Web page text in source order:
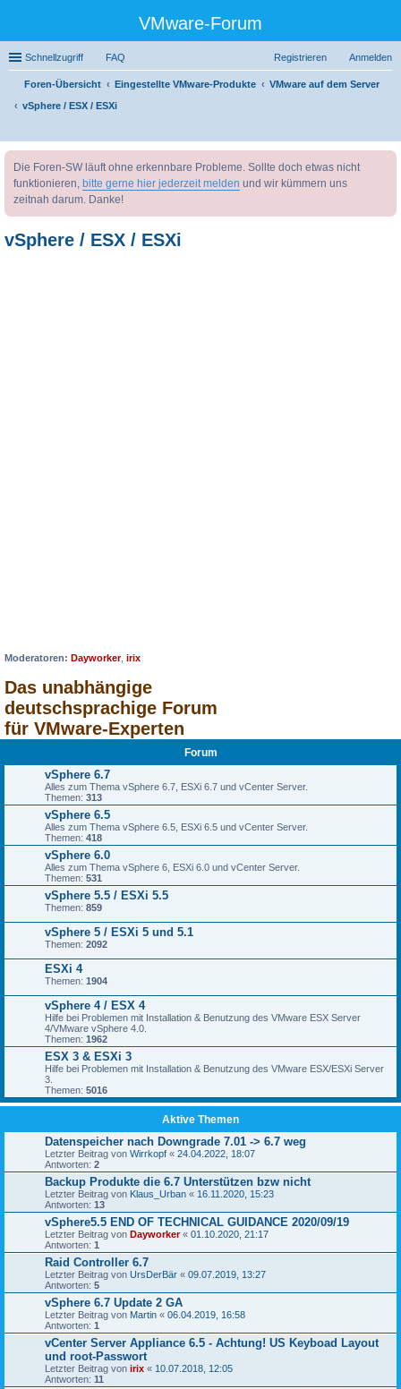
VMware-Forum
Schnellzugriff FAQ Anmelden
Registrieren
Foren-Übersicht Eingestellte VMware-Produkte
VMware auf dem Server
vSphere / ESX / ESXi
uc
Die Foren-SW läuft ohne erkennbare Probleme. Sollte doch etwas nicht
funktionieren, bitte gerne hier jederzeit melden und wir kümmern uns
zeitnah darum. Danke!
vSphere / ESX / ESXi
Moderatoren: Dayworker, irix
Das unabhängige
deutschsprachige Forum
für VMware-Experten
Forum
vSphere 6.7
Alles zum Thema vSphere 6.7, ESXi 6.7 und vCenter Server.
Themen: 313
vSphere 6.5
Alles zum Thema vSphere 6.5, ESXi 6.5 und vCenter Server.
Themen: 418
vSphere 6.0
Alles zum Thema vSphere 6, ESXi 6.0 und vCenter Server.
Themen: 531
vSphere 5.5 / ESXi 5.5
Themen: 859
vSphere 5 / ESXi 5 und 5.1
Themen: 2092
ESXi 4
Themen: 1904
vSphere 4 / ESX 4
Hilfe bei Problemen mit Installation & Benutzung des VMware ESX Server
4/VMware vSphere 4.0.
Themen: 1962
ESX 3 & ESXi 3
Hilfe bei Problemen mit Installation & Benutzung des VMware ESX/ESXi Server
3.
Themen: 5016
Aktive Themen
Datenspeicher nach Downgrade 7.01 -> 6.7 weg
Letzter Beitrag von Wirrkopf « 24.04.2022, 18:07
Antworten: 2
Backup Produkte die 6.7 Unterstützen bzw nicht
Letzter Beitrag von Klaus_Urban « 16.11.2020, 15:23
Antworten: 13
vSphere5.5 END OF TECHNICAL GUIDANCE 2020/09/19
Letzter Beitrag von Dayworker« 01.10.2020, 21:17
Antworten: 1
Raid Controller 6.7
Letzter Beitrag von UrsDerBär « 09.07.2019, 13:27
Antworten: 5
vSphere 6.7 Update 2 GA
Letzter Beitrag von Martin « 06.04.2019, 16:58
Antworten: 1
vCenter Server Appliance 6.5 - Achtung! US Keyboad Layout
und root-Passwort
Letzter Beitrag von irix « 10.07.2018, 12:05
Antworten: 11